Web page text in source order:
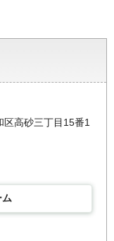
高砂三丁目15番1